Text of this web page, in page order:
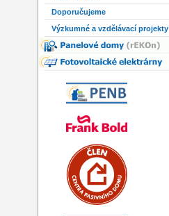
Doporučujeme
Výzkumné a vzdělávací projekty